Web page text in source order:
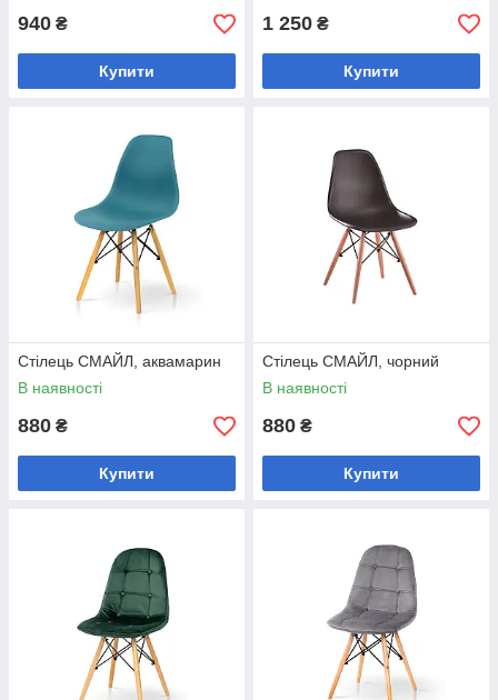
940 ₴
Купити
1 250 ₴
Купити
Стілець СМАЙЛ, аквамарин
В наявності
880 ₴
Купити
Стілець СМАЙЛ, чорний
В наявності
880 ₴
Купити